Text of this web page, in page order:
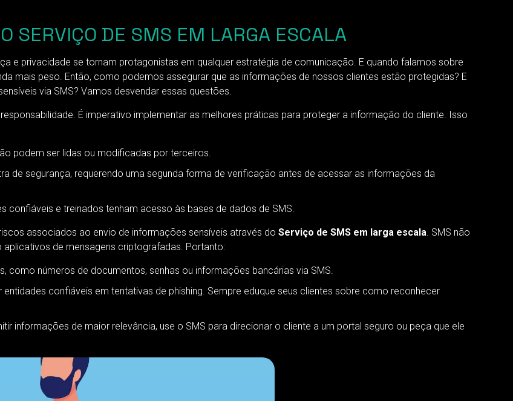
SERVIÇO DE SMS EM LARGA ESCALA
e privacidade se tornam protagonistas em qualquer estratégia de comunicação. E quando falamos sobre
mais peso. Então, como podemos assegurar que as informações de nossos clientes estão protegidas? E
via SMS? Vamos desvendar essas questões.
É imperativo implementar as melhores práticas para proteger a informação do cliente. Isso
podem ser lidas ou modificadas por terceiros.
de segurança, requerendo uma segunda forma de verificação antes de acessar as informações da
confiáveis e treinados tenham acesso às bases de dados de SMS.
associados ao envio de informações sensíveis através do Serviço de SMS em larga escala. SMS não
de mensagens criptografadas. Portanto:
como números de documentos, senhas ou informações bancárias via SMS.
confiáveis em tentativas de phishing. Sempre eduque seus clientes sobre como reconhecer
informações de maior relevância, use o SMS para direcionar o cliente a um portal seguro ou peça que ele